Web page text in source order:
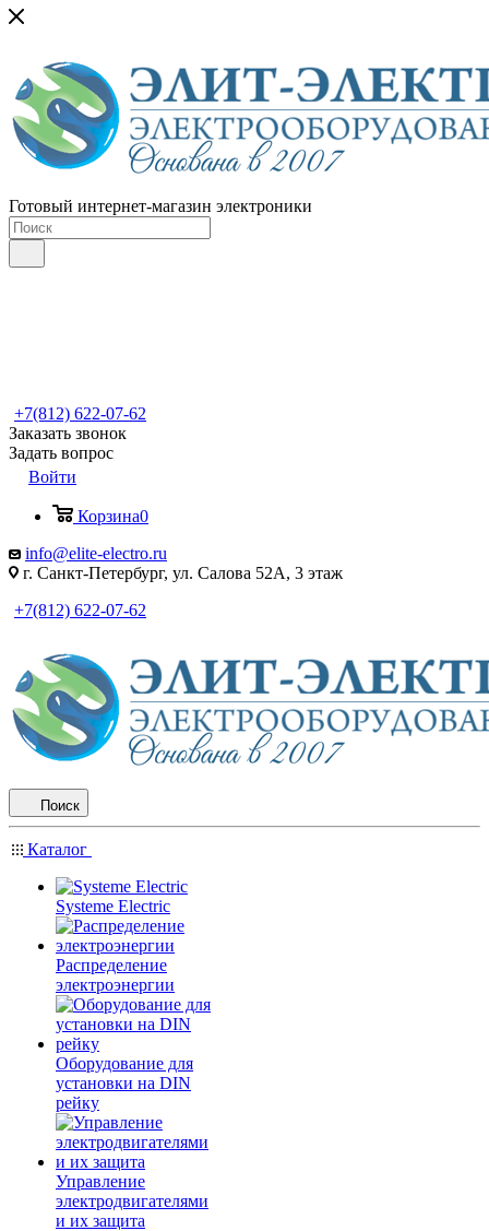
Готовый интернет-магазин электроники
+7(812) 622-07-62
Заказать звонок
Задать вопрос
Войти
Корзина0
info@elite-electro.ru
г. Санкт-Петербург, ул. Салова 52А, 3 этаж
+7(812) 622-07-62
Поиск
Каталог
Systeme Electric
Распределение
электроэнергии
Оборудование для
установки на DIN
рейку
Управление
электродвигателями
и их защита